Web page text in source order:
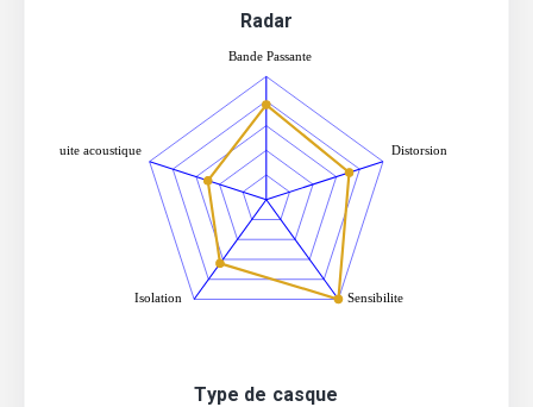
Radar
Type de casque